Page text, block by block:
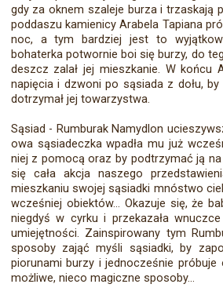
gdy za oknem szaleje burza i trzaskają
poddaszu kamienicy Arabela Tapiana
noc, a tym bardziej jest to
bohaterka potwornie boi się burzy, do
deszcz zalał jej mieszkanie. W końcu
napięcia i dzwoni po sąsiada z dołu, by
dotrzymał jej towarzystwa.
Sąsiad - Rumburak Namydlon
owa sąsiadeczka wpadła mu już
niej z pomocą oraz by podtrzymać ją
się cała akcja naszego
mieszkaniu swojej sąsiadki mnóstwo
wcześniej obiektów… Okazuje się, że
niegdyś w cyrku i przekazała
umiejętności. Zainspirowany tym
sposoby zająć myśli sąsiadki, by
piorunami burzy i jednocześnie próbuje
możliwe, nieco magiczne sposoby...